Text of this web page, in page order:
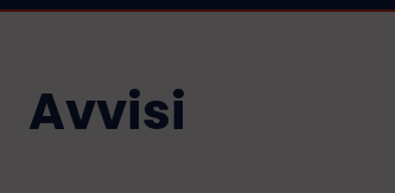
Avvisi